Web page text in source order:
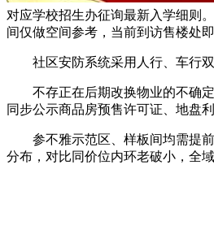
对应学校招生办征询最新入学细则
间仅做空间参考，当前到访售楼处
社区安防系统采用人行、车行双
不存正在后期改换物业的不确定
同步公示商品房预售许可证、地盘
参不雅示范区、样板间均需提前
分布，对比同价位内环老破小，全